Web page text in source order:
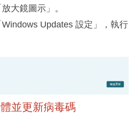
大鏡圖示」。
Updates 設定」，執行
並更新病毒碼